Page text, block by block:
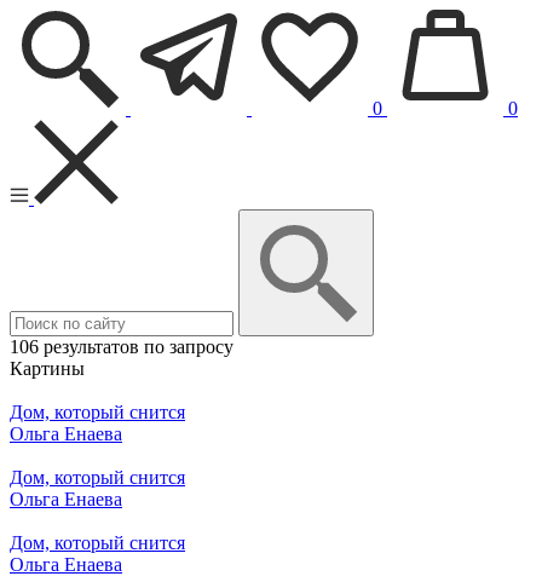
0 0
106 результатов по запросу
Картины
Дом, который снится
Ольга Енаева
Дом, который снится
Ольга Енаева
Дом, который снится
Ольга Енаева